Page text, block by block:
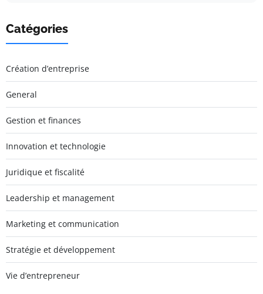
Catégories
Création d’entreprise
General
Gestion et finances
Innovation et technologie
Juridique et fiscalité
Leadership et management
Marketing et communication
Stratégie et développement
Vie d’entrepreneur